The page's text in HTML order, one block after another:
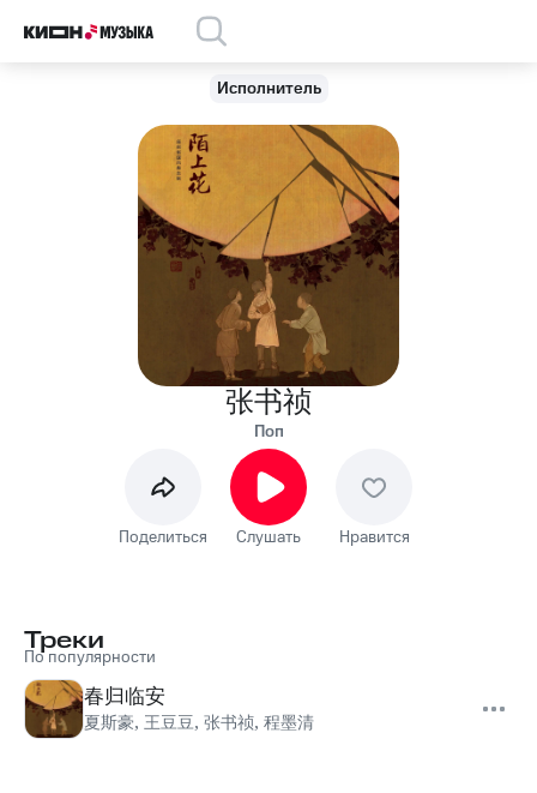
Исполнитель
张书祯
Поп
Поделиться Слушать Нравится
Треки
По популярности
春归临安
夏斯豪, 王豆豆, 张书祯, 程墨清